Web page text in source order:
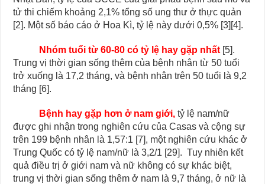
tử thi chiếm khoảng 2,1% tổng số ung thư ở thực quản
[2]. Một số báo cáo ở Hoa Kì, tỷ lệ này dưới 0,5% [3][4].
Nhóm tuổi từ 60-80 có tỷ lệ hay gặp nhất [5].
Trung vị thời gian sống thêm của bệnh nhân từ 50 tuổi
trở xuống là 17,2 tháng, và bệnh nhân trên 50 tuổi là 9,2
tháng [6].
Bệnh hay gặp hơn ở nam giới, tỷ lệ nam/nữ
được ghi nhận trong nghiên cứu của Casas và cộng sự
trên 199 bệnh nhân là 1,57:1 [7], một nghiên cứu khác ở
Trung Quốc có tỷ lệ nam/nữ là 3,2/1 [29]. Tuy nhiên kết
quả điều trị ở giới nam và nữ không có sự khác biệt,
trung vị thời gian sống thêm ở nam là 9,7 tháng, ở nữ là